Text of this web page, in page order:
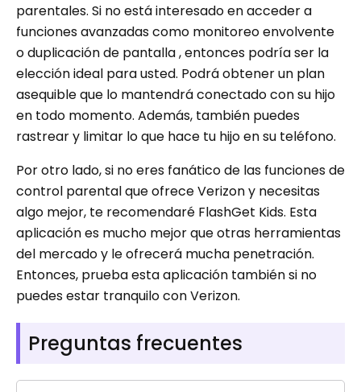
parentales. Si no está interesado en acceder a
funciones avanzadas como monitoreo envolvente
o duplicación de pantalla , entonces podría ser la
elección ideal para usted. Podrá obtener un plan
asequible que lo mantendrá conectado con su hijo
en todo momento. Además, también puedes
rastrear y limitar lo que hace tu hijo en su teléfono.
Por otro lado, si no eres fanático de las funciones de
control parental que ofrece Verizon y necesitas
algo mejor, te recomendaré FlashGet Kids. Esta
aplicación es mucho mejor que otras herramientas
del mercado y le ofrecerá mucha penetración.
Entonces, prueba esta aplicación también si no
puedes estar tranquilo con Verizon.
Preguntas frecuentes